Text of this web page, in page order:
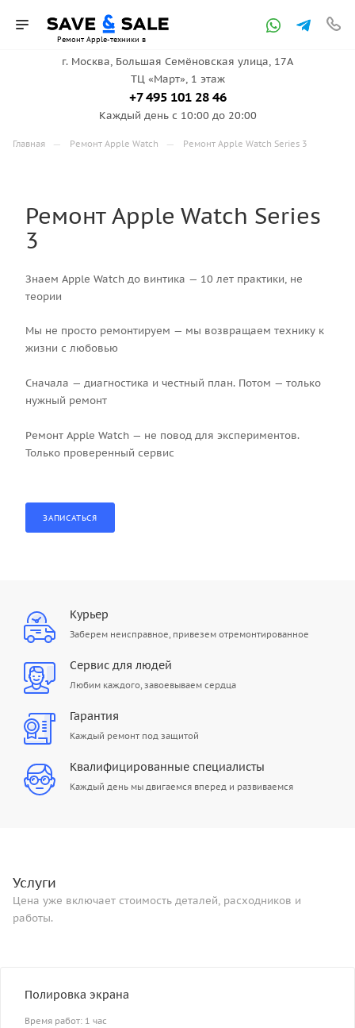
Ремонт Apple-техники в
г. Москва, ​Большая Семёновская улица, 17А
ТЦ «Март», 1 этаж
+7 495 101 28 46
Каждый день с 10:00 до 20:00
Главная — Ремонт Apple Watch — Ремонт Apple Watch Series 3
Ремонт Apple Watch Series
3
Знаем Apple Watch до винтика — 10 лет практики, не
теории
Мы не просто ремонтируем — мы возвращаем технику к
жизни с любовью
Сначала — диагностика и честный план. Потом — только
нужный ремонт
Ремонт Apple Watch — не повод для экспериментов.
Только проверенный сервис
Курьер
Заберем неисправное, привезем отремонтированное
Сервис для людей
Любим каждого, завоевываем сердца
Гарантия
Каждый ремонт под защитой
Квалифицированные специалисты
Каждый день мы двигаемся вперед и развиваемся
Услуги
Цена уже включает стоимость деталей, расходников и
работы.
Полировка экрана
Время работ: 1 час